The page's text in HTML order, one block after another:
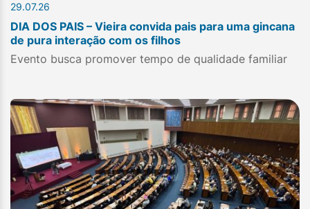
29.07.26
DIA DOS PAIS – Vieira convida pais para uma gincana
de pura interação com os filhos
Evento busca promover tempo de qualidade familiar